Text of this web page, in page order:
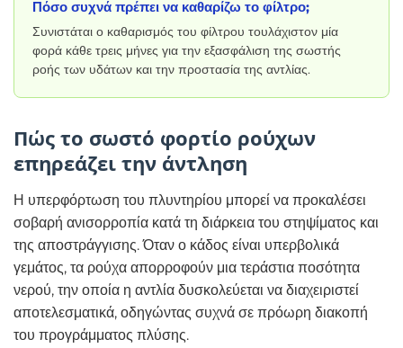
Πόσο συχνά πρέπει να καθαρίζω το φίλτρο;
Συνιστάται ο καθαρισμός του φίλτρου τουλάχιστον μία
φορά κάθε τρεις μήνες για την εξασφάλιση της σωστής
ροής των υδάτων και την προστασία της αντλίας.
Πώς το σωστό φορτίο ρούχων
επηρεάζει την άντληση
Η υπερφόρτωση του πλυντηρίου μπορεί να προκαλέσει
σοβαρή ανισορροπία κατά τη διάρκεια του στηψίματος και
της αποστράγγισης. Όταν ο κάδος είναι υπερβολικά
γεμάτος, τα ρούχα απορροφούν μια τεράστια ποσότητα
νερού, την οποία η αντλία δυσκολεύεται να διαχειριστεί
αποτελεσματικά, οδηγώντας συχνά σε πρόωρη διακοπή
του προγράμματος πλύσης.